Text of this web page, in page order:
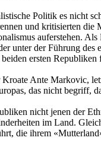
Politik es nicht
und kritisierten
auferstehen.
unter der Führung
ersten
Ante Markovic,
das nicht begriff,
nicht jenen der
im Land.
die ihrem